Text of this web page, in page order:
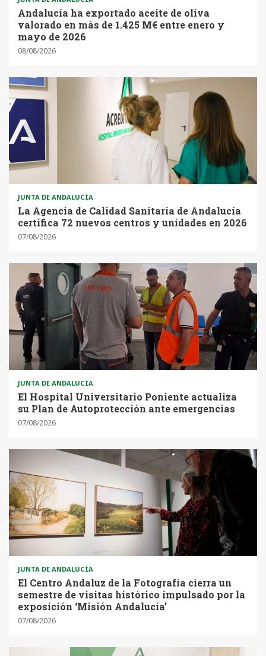
Andalucía ha exportado aceite de oliva
valorado en más de 1.425 M€ entre enero y
mayo de 2026
08/08/2026
JUNTA DE ANDALUCÍA
La Agencia de Calidad Sanitaria de Andalucía
certifica 72 nuevos centros y unidades en 2026
07/08/2026
JUNTA DE ANDALUCÍA
El Hospital Universitario Poniente actualiza
su Plan de Autoprotección ante emergencias
07/08/2026
JUNTA DE ANDALUCÍA
El Centro Andaluz de la Fotografía cierra un
semestre de visitas histórico impulsado por la
exposición ‘Misión Andalucía’
07/08/2026